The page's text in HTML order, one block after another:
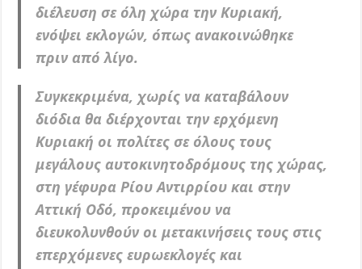
διέλευση σε όλη χώρα την Κυριακή,
ενόψει εκλογών, όπως ανακοινώθηκε
πριν από λίγο.
Συγκεκριμένα, χωρίς να καταβάλουν
διόδια θα διέρχονται την ερχόμενη
Κυριακή οι πολίτες σε όλους τους
μεγάλους αυτοκινητοδρόμους της χώρας,
στη γέφυρα Ρίου Αντιρρίου και στην
Αττική Οδό, προκειμένου να
διευκολυνθούν οι μετακινήσεις τους στις
επερχόμενες ευρωεκλογές και